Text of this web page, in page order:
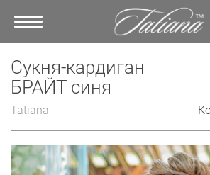
Toggle
Сукня-кардиган
БРАЙТ синя
Tatiana